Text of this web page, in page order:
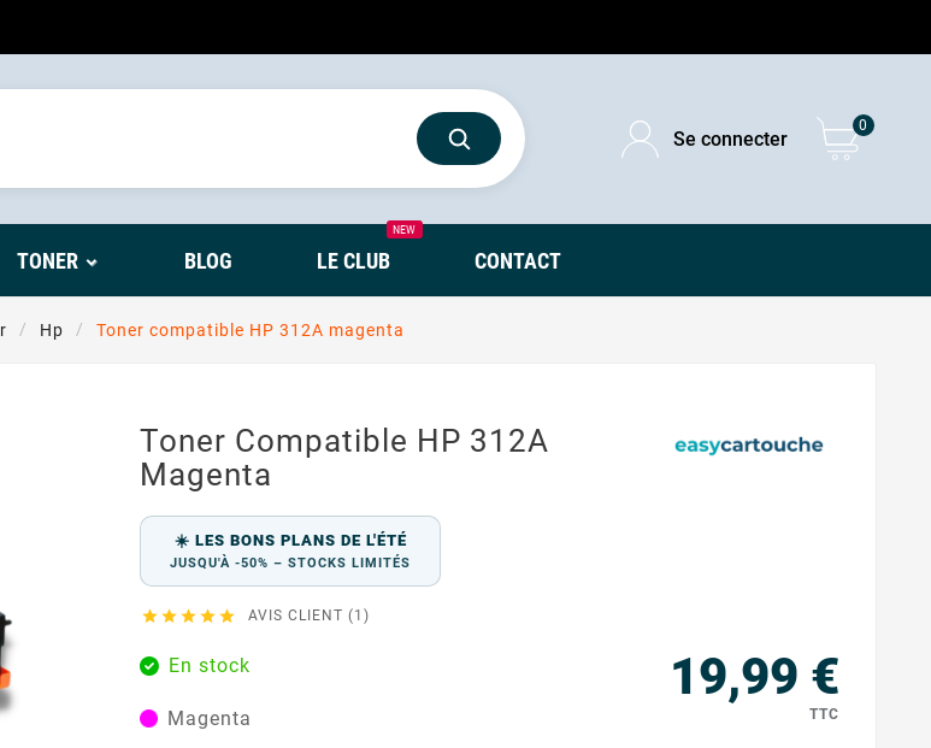
Se connecter
0
TONER BLOG LE CLUB
NEW
CONTACT
Hp Toner compatible HP 312A magenta
Toner Compatible HP 312A
Magenta
☀️ LES BONS PLANS DE L'ÉTÉ
JUSQU'À -50% – STOCKS LIMITÉS
     AVIS CLIENT (1)
19,99 €
TTC
En stock
Magenta